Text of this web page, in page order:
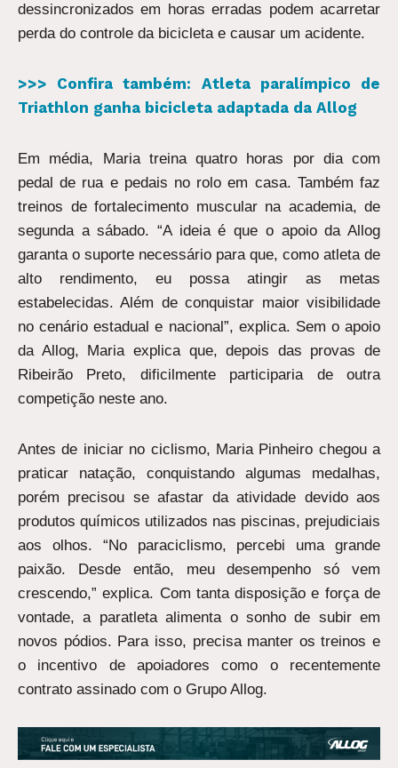
dessincronizados em horas erradas podem acarretar
perda do controle da bicicleta e causar um acidente.
>>> Confira também: Atleta paralímpico de
Triathlon ganha bicicleta adaptada da Allog
Em média, Maria treina quatro horas por dia com
pedal de rua e pedais no rolo em casa. Também faz
treinos de fortalecimento muscular na academia, de
segunda a sábado. “A ideia é que o apoio da Allog
garanta o suporte necessário para que, como atleta de
alto rendimento, eu possa atingir as metas
estabelecidas. Além de conquistar maior visibilidade
no cenário estadual e nacional”, explica. Sem o apoio
da Allog, Maria explica que, depois das provas de
Ribeirão Preto, dificilmente participaria de outra
competição neste ano.
Antes de iniciar no ciclismo, Maria Pinheiro chegou a
praticar natação, conquistando algumas medalhas,
porém precisou se afastar da atividade devido aos
produtos químicos utilizados nas piscinas, prejudiciais
aos olhos. “No paraciclismo, percebi uma grande
paixão. Desde então, meu desempenho só vem
crescendo,” explica. Com tanta disposição e força de
vontade, a paratleta alimenta o sonho de subir em
novos pódios. Para isso, precisa manter os treinos e
o incentivo de apoiadores como o recentemente
contrato assinado com o Grupo Allog.